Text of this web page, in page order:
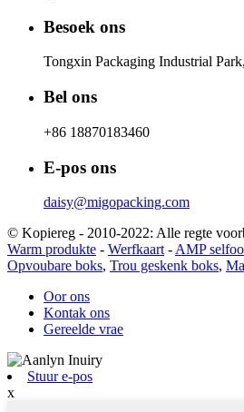
Besoek ons
Tongxin Packaging Industrial
Bel ons
+86 18870183460
E-pos ons
daisy@migopacking.com
© Kopiereg - 2010-2022: Alle regte
Warm produkte - Werfkaart - AMP
Opvoubare boks, Trou geskenk boks,
Oor ons
Kontak ons
Gereelde vrae
Stuur e-pos
x